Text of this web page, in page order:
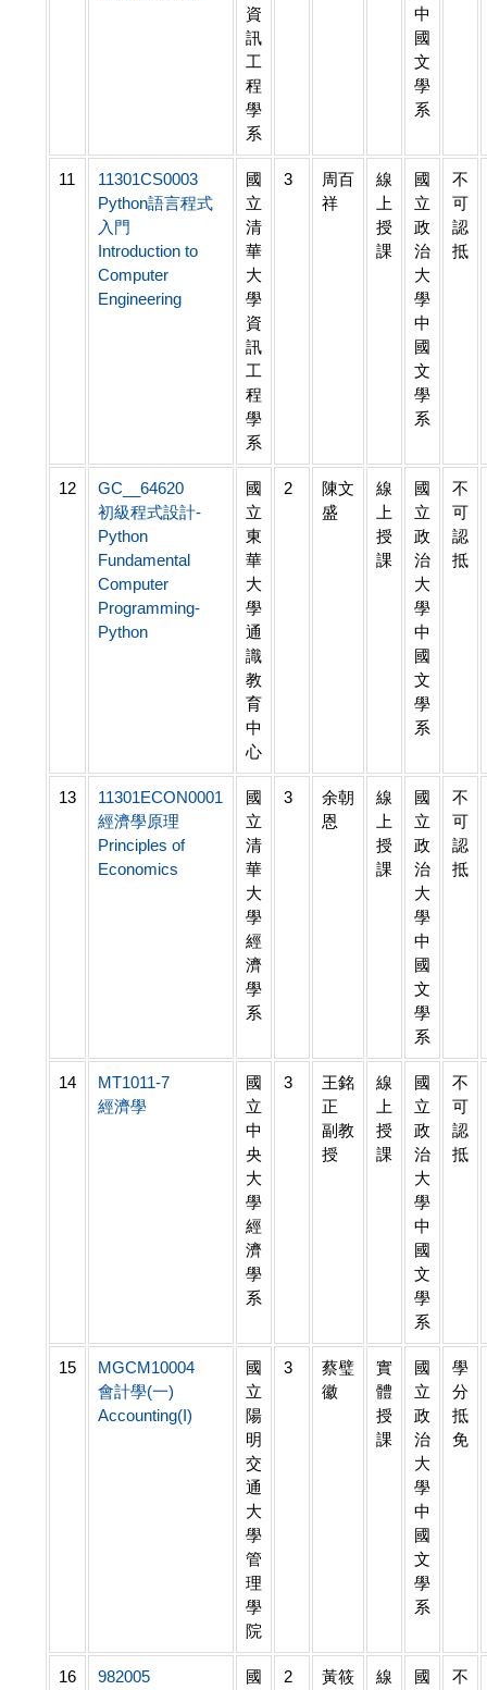
資
訊
工
程
學
系
中
國
文
學
系
11
11301CS0003
Python語言程式
入門
Introduction to
Computer
Engineering
國
立
清
華
大
學
資
訊
工
程
學
系
3
周百
祥
線
上
授
課
國
立
政
治
大
學
中
國
文
學
系
不
可
認
抵
12
GC__64620
初級程式設計-
Python
Fundamental
Computer
Programming-
Python
國
立
東
華
大
學
通
識
教
育
中
心
2
陳文
盛
線
上
授
課
國
立
政
治
大
學
中
國
文
學
系
不
可
認
抵
13
11301ECON0001
經濟學原理
Principles of
Economics
國
立
清
華
大
學
經
濟
學
系
3
余朝
恩
線
上
授
課
國
立
政
治
大
學
中
國
文
學
系
不
可
認
抵
14
MT1011-7
經濟學
國
立
中
央
大
學
經
濟
學
系
3
王銘
正
副教
授
線
上
授
課
國
立
政
治
大
學
中
國
文
學
系
不
可
認
抵
15
MGCM10004
會計學(一)
Accounting(I)
國
立
陽
明
交
通
大
學
管
理
學
院
3
蔡璧
徽
實
體
授
課
國
立
政
治
大
學
中
國
文
學
系
學
分
抵
免
16 982005 國 2 黃筱 線 國 不